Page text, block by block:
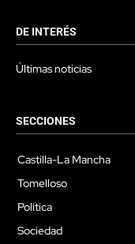
DE INTERÉS
Últimas noticias
SECCIONES
Castilla-La Mancha
Tomelloso
Política
Sociedad